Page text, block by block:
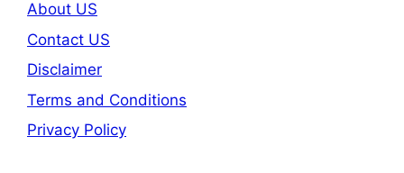
About US
Contact US
Disclaimer
Terms and Conditions
Privacy Policy